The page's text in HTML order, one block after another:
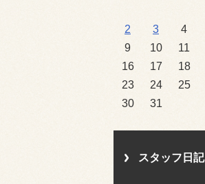
2
3 4
9
10 11
16
17 18
23
24 25
30
31
スタッフ日記